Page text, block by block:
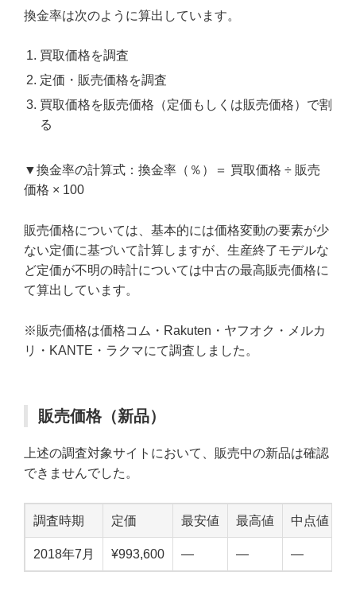
換金率は次のように算出しています。
買取価格を調査
定価・販売価格を調査
買取価格を販売価格（定価もしくは販売価格）で割
る
▼換金率の計算式：換金率（％）＝ 買取価格 ÷ 販売
価格 × 100
販売価格については、基本的には価格変動の要素が少
ない定価に基づいて計算しますが、生産終了モデルな
ど定価が不明の時計については中古の最高販売価格に
て算出しています。
※販売価格は価格コム・Rakuten・ヤフオク・メルカ
リ・KANTE・ラクマにて調査しました。
販売価格（新品）
上述の調査対象サイトにおいて、販売中の新品は確認
できませんでした。
調査時期 定価 最安値 最高値 中点値
2018年7月 ¥993,600 — — —